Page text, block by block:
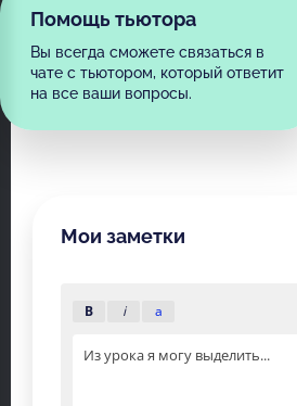
Помощь тьютора
Вы всегда сможете связаться в
чате с тьютором, который ответит
на все ваши вопросы.
Мои заметки
B i a
Из урока я могу выделить...